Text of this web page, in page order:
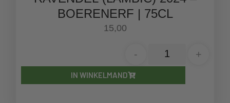
BOERENERF | 75CL
15,00
- +
IN WINKELMAND